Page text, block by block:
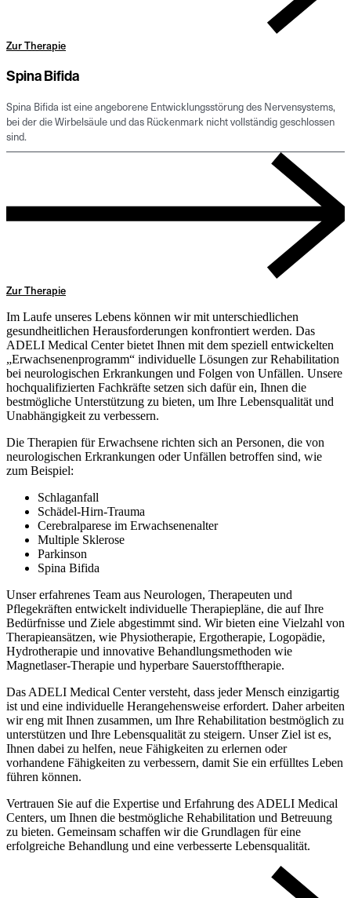
Zur Therapie
Spina Bifida
Spina Bifida ist eine angeborene Entwicklungsstörung des Nervensystems,
bei der die Wirbelsäule und das Rückenmark nicht vollständig geschlossen
sind.
Zur Therapie
Im Laufe unseres Lebens können wir mit unterschiedlichen
gesundheitlichen Herausforderungen konfrontiert werden. Das
ADELI Medical Center bietet Ihnen mit dem speziell entwickelten
„Erwachsenenprogramm“ individuelle Lösungen zur Rehabilitation
bei neurologischen Erkrankungen und Folgen von Unfällen. Unsere
hochqualifizierten Fachkräfte setzen sich dafür ein, Ihnen die
bestmögliche Unterstützung zu bieten, um Ihre Lebensqualität und
Unabhängigkeit zu verbessern.
Die Therapien für Erwachsene richten sich an Personen, die von
neurologischen Erkrankungen oder Unfällen betroffen sind, wie
zum Beispiel:
Schlaganfall
Schädel-Hirn-Trauma
Cerebralparese im Erwachsenenalter
Multiple Sklerose
Parkinson
Spina Bifida
Unser erfahrenes Team aus Neurologen, Therapeuten und
Pflegekräften entwickelt individuelle Therapiepläne, die auf Ihre
Bedürfnisse und Ziele abgestimmt sind. Wir bieten eine Vielzahl von
Therapieansätzen, wie Physiotherapie, Ergotherapie, Logopädie,
Hydrotherapie und innovative Behandlungsmethoden wie
Magnetlaser-Therapie und hyperbare Sauerstofftherapie.
Das ADELI Medical Center versteht, dass jeder Mensch einzigartig
ist und eine individuelle Herangehensweise erfordert. Daher arbeiten
wir eng mit Ihnen zusammen, um Ihre Rehabilitation bestmöglich zu
unterstützen und Ihre Lebensqualität zu steigern. Unser Ziel ist es,
Ihnen dabei zu helfen, neue Fähigkeiten zu erlernen oder
vorhandene Fähigkeiten zu verbessern, damit Sie ein erfülltes Leben
führen können.
Vertrauen Sie auf die Expertise und Erfahrung des ADELI Medical
Centers, um Ihnen die bestmögliche Rehabilitation und Betreuung
zu bieten. Gemeinsam schaffen wir die Grundlagen für eine
erfolgreiche Behandlung und eine verbesserte Lebensqualität.